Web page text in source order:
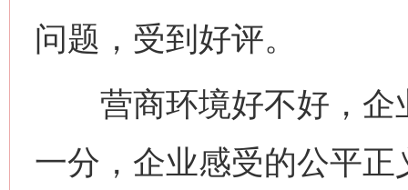
问题，受到好评。
营商环境好不好，企
一分，企业感受的公平正